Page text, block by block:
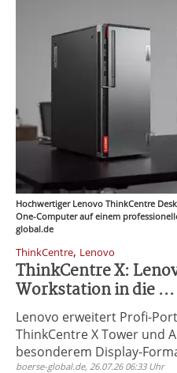
Hochwertiger Lenovo ThinkCentre
One-Computer auf einem
global.de
ThinkCentre, Lenovo
ThinkCentre X:
Workstation in die ...
Lenovo erweitert Profi-
ThinkCentre X Tower und
besonderem Display-
boerse-global.de, 26.07.26 06:33 Uhr